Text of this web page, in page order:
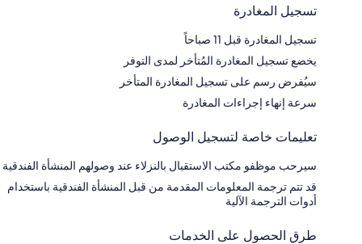
تسجيل المغادرة
تسجيل المغادرة قبل 11 صباحاً
يخضع تسجيل المغادرة المُتأخر لمدى التوفر
سيُفرض رسم على تسجيل المغادرة المتأخر
سرعة إنهاء إجراءات المغادرة
تعليمات خاصة لتسجيل الوصول
سيرحب موظفو مكتب الاستقبال بالنزلاء عند وصولهم المنشأة الفندقية
قد تتم ترجمة المعلومات المقدمة من قبل المنشأة الفندقية باستخدام
أدوات الترجمة الآلية
طرق الحصول على الخدمات